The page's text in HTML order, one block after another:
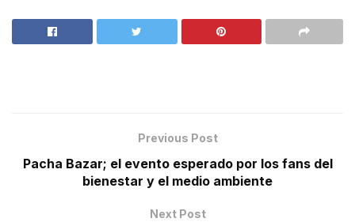
Previous Post
Pacha Bazar; el evento esperado por los fans del
bienestar y el medio ambiente
Next Post